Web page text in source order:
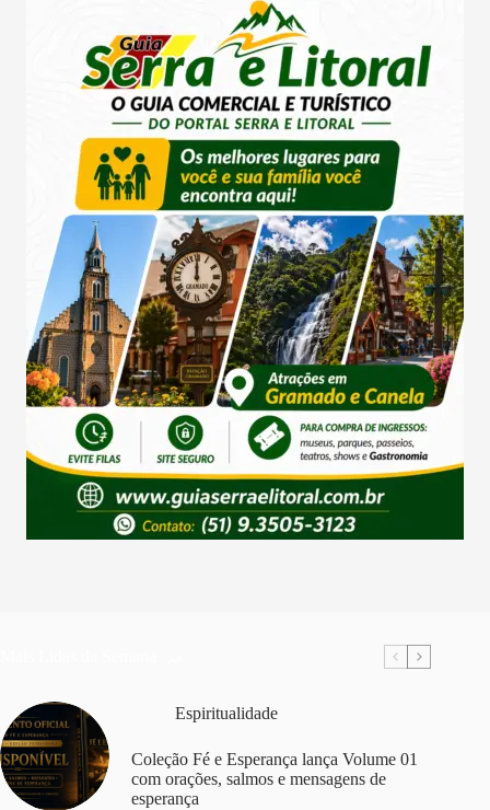
Espiritualidade
Coleção Fé e Esperança lança Volume 01
com orações, salmos e mensagens de
esperança